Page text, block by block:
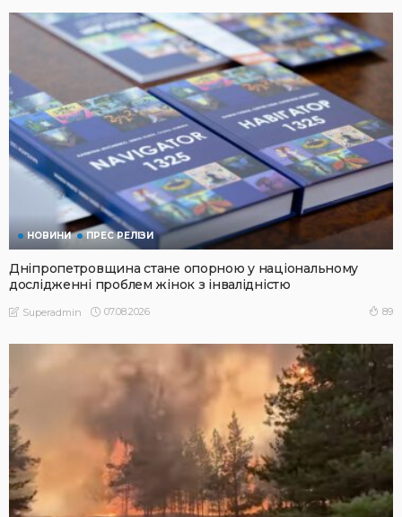
НОВИНИ ПРЕС РЕЛІЗИ
Дніпропетровщина стане опорною у національному
дослідженні проблем жінок з інвалідністю
Superadmin 07.08.2026 89